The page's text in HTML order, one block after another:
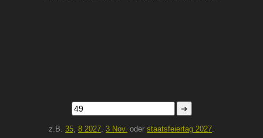
➜
z.B. 35, 8 2027, 3 Nov. oder staatsfeiertag 2027.